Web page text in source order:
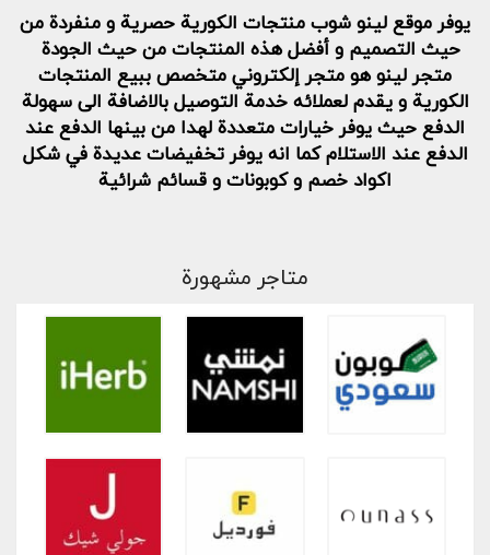
يوفر موقع لينو شوب منتجات الكورية حصرية و منفردة من
حيث التصميم و أفضل هذه المنتجات من حيث الجودة
متجر لينو هو متجر إلكتروني متخصص ببيع المنتجات
الكورية و يقدم لعملائه خدمة التوصيل بالاضافة الى سهولة
الدفع حيث يوفر خيارات متعددة لهدا من بينها الدفع عند
الدفع عند الاستلام كما انه يوفر تخفيضات عديدة في شكل
اكواد خصم و كوبونات و قسائم شرائية
متاجر مشهورة